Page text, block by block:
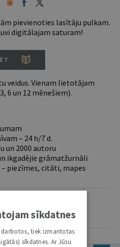
pievienoties lasītāju pulkam.
digitālajam saturam!
veidus. Vienam lietotājam
6 un 12 mēnešiem).
– 24 h/7 d.
un 2000 autoru
ikgadējie grāmatžurnāli
piezīmes, citāti, mapes
sīkdatnes
tiek izmantotas
sīkdatnes. Ar Jūsu